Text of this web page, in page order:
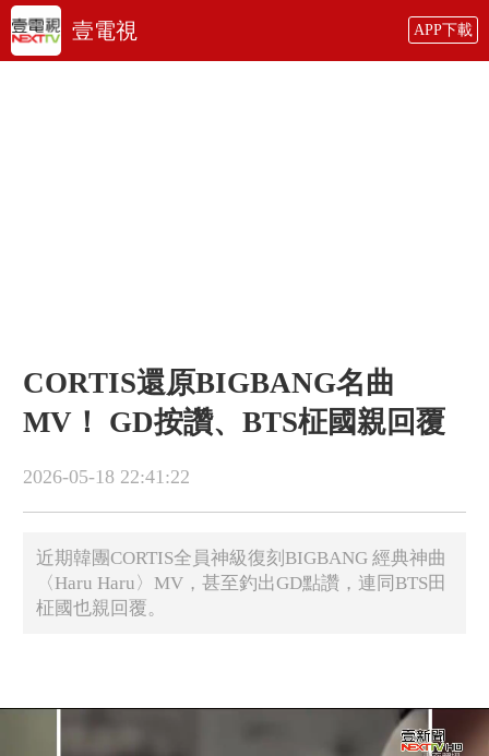
壹電視 APP下載
CORTIS還原BIGBANG名曲
MV！ GD按讚、BTS柾國親回覆
2026-05-18 22:41:22
近期韓團CORTIS全員神級復刻BIGBANG 經典神曲
〈Haru Haru〉MV，甚至釣出GD點讚，連同BTS田
柾國也親回覆。